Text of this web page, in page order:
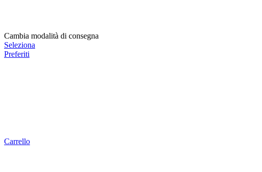
Cambia modalità di consegna
Seleziona
Preferiti
Carrello